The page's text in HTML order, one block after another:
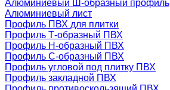
Алюминиевый Ш-образный профиль
Алюминиевый лист
Профиль ПВХ для плитки
Профиль Т-образный ПВХ
Профиль H-образный ПВХ
Профиль C-образный ПВХ
Профиль угловой под плитку ПВХ
Профиль закладной ПВХ